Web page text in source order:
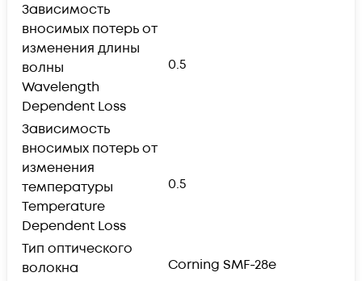
Зависимость
вносимых потерь от
изменения длины
волны
Wavelength
Dependent Loss
0.5
Зависимость
вносимых потерь от
изменения
температуры
Temperature
Dependent Loss
0.5
Тип оптического
волокна
Corning SMF-28e